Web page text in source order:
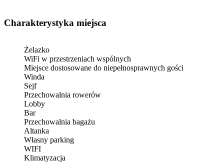
Charakterystyka miejsca
Żelazko
WiFi w przestrzeniach wspólnych
Miejsce dostosowane do niepełnosprawnych gości
Winda
Sejf
Przechowalnia rowerów
Lobby
Bar
Przechowalnia bagażu
Altanka
Własny parking
WIFI
Klimatyzacja